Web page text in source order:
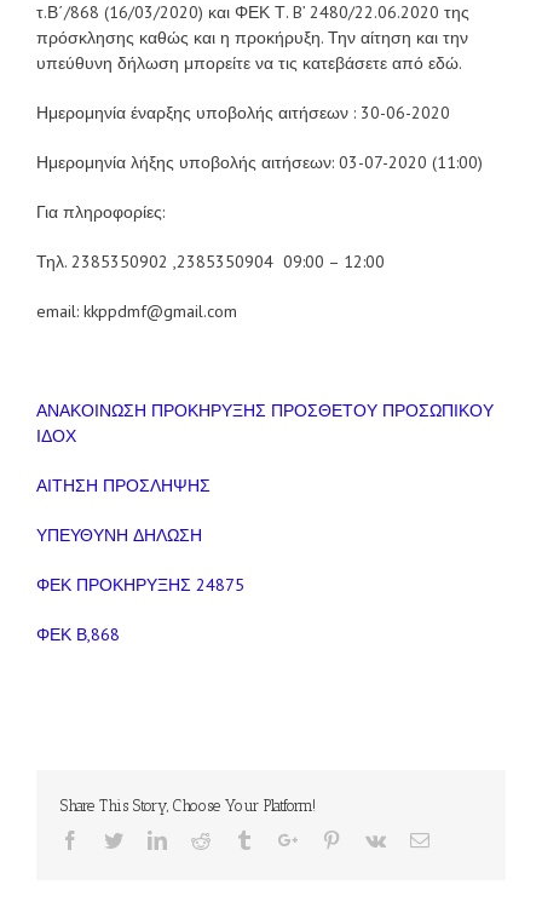
τ.Β΄/868 (16/03/2020) και ΦΕΚ Τ. B’ 2480/22.06.2020 της
πρόσκλησης καθώς και η προκήρυξη. Την αίτηση και την
υπεύθυνη δήλωση μπορείτε να τις κατεβάσετε από εδώ.
Ημερομηνία έναρξης υποβολής αιτήσεων : 30-06-2020
Ημερομηνία λήξης υποβολής αιτήσεων: 03-07-2020 (11:00)
Για πληροφορίες:
Τηλ. 2385350902 ,2385350904 09:00 – 12:00
email: kkppdmf@gmail.com
ΑΝΑΚΟΙΝΩΣΗ ΠΡΟΚΗΡΥΞΗΣ ΠΡΟΣΘΕΤΟΥ ΠΡΟΣΩΠΙΚΟΥ
ΙΔΟΧ
ΑΙΤΗΣΗ ΠΡΟΣΛΗΨΗΣ
ΥΠΕΥΘΥΝΗ ΔΗΛΩΣΗ
ΦΕΚ ΠΡΟΚΗΡΥΞΗΣ 24875
ΦΕΚ Β,868
Share This Story, Choose Your Platform!
Facebook
TwitterLinkedinReddit TumblrGoogle+Pinterest
Vk Email